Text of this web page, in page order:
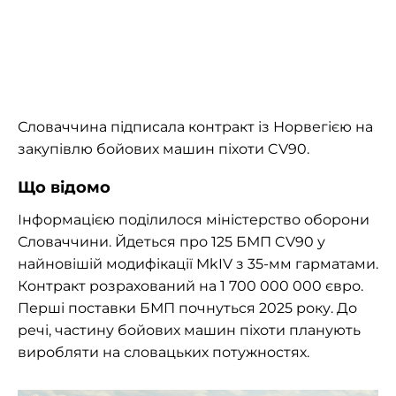
Словаччина підписала контракт із Норвегією на
закупівлю бойових машин піхоти CV90.
Що відомо
Інформацією поділилося міністерство оборони
Словаччини. Йдеться про 125 БМП CV90 у
найновішій модифікації MkIV з 35-мм гарматами.
Контракт розрахований на 1 700 000 000 євро.
Перші поставки БМП почнуться 2025 року. До
речі, частину бойових машин піхоти планують
виробляти на словацьких потужностях.